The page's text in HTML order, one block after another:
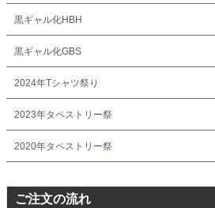
黒ギャル化HBH
黒ギャル化GBS
2024年Tシャツ祭り
2023年タペストリー祭
2020年タペストリー祭
ご注文の流れ